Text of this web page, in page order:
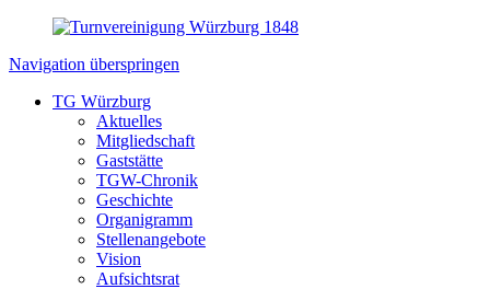
Navigation überspringen
TG Würzburg
Aktuelles
Mitgliedschaft
Gaststätte
TGW-Chronik
Geschichte
Organigramm
Stellenangebote
Vision
Aufsichtsrat